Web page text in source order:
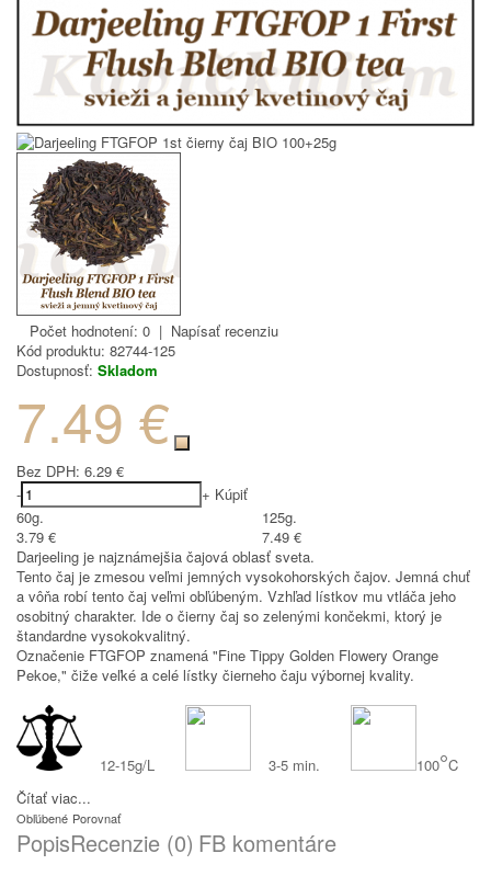
Počet hodnotení: 0 | Napísať recenziu
Kód produktu: 82744-125
Dostupnosť: Skladom
7.49 €
Bez DPH: 6.29 €
-
+ Kúpiť
60g.
3.79 €
125g.
7.49 €
Darjeeling je najznámejšia čajová oblasť sveta.
Tento čaj je zmesou veľmi jemných vysokohorských čajov. Jemná chuť
a vôňa robí tento čaj veľmi obľúbeným. Vzhľad lístkov mu vtláča jeho
osobitný charakter. Ide o čierny čaj so zelenými končekmi, ktorý je
štandardne vysokokvalitný.
Označenie FTGFOP znamená "Fine Tippy Golden Flowery Orange
Pekoe," čiže veľké a celé lístky čierneho čaju výbornej kvality.
12-15g/L 3-5 min. 100°C
Čítať viac...
Obľúbené Porovnať
PopisRecenzie (0) FB komentáre